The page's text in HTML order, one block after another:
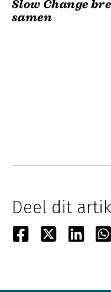
Slow Change
samen
Deel dit